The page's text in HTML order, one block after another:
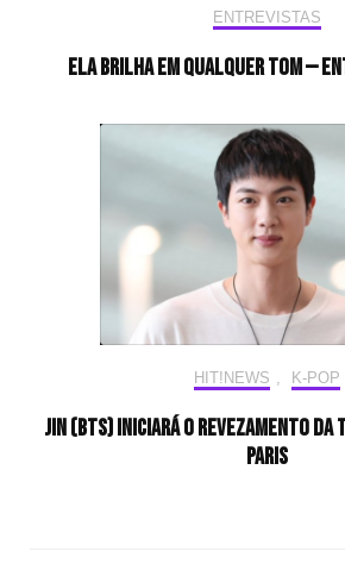
ENTREVISTAS
Ela brilha em qualquer tom —
HIT!NEWS , K-POP
Jin (BTS) iniciará o revezamento da
Paris